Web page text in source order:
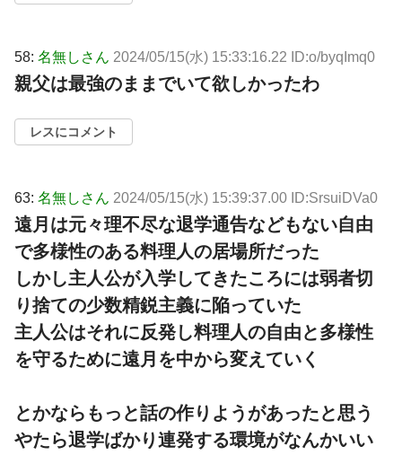
58: 名無しさん 2024/05/15(水) 15:33:16.22 ID:o/byqImq0
親父は最強のままでいて欲しかったわ
レスにコメント
63: 名無しさん 2024/05/15(水) 15:39:37.00 ID:SrsuiDVa0
遠月は元々理不尽な退学通告などもない自由
で多様性のある料理人の居場所だった
しかし主人公が入学してきたころには弱者切
り捨ての少数精鋭主義に陥っていた
主人公はそれに反発し料理人の自由と多様性
を守るために遠月を中から変えていく
とかならもっと話の作りようがあったと思う
やたら退学ばかり連発する環境がなんかいい